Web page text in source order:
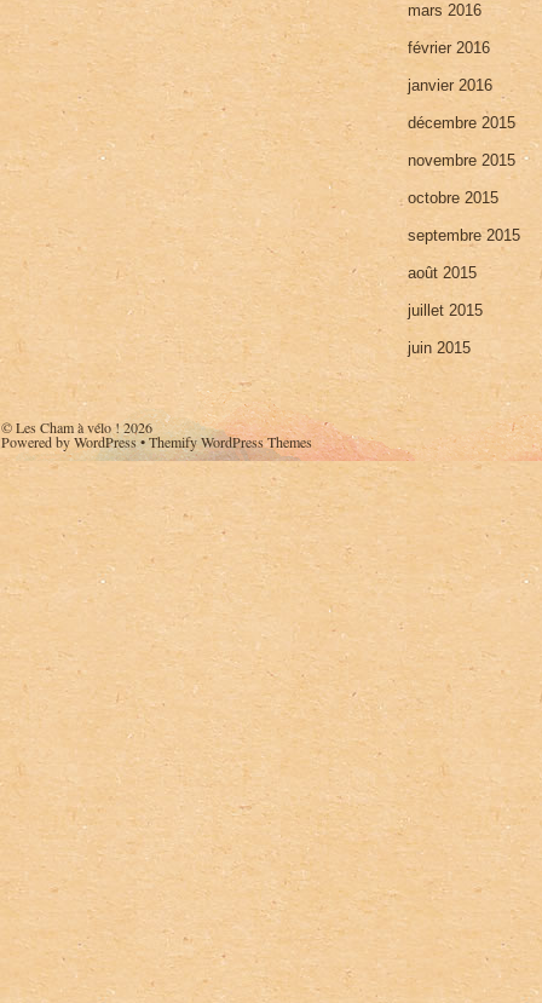
mars 2016
février 2016
janvier 2016
décembre 2015
novembre 2015
octobre 2015
septembre 2015
août 2015
juillet 2015
juin 2015
©Les Cham à vélo !2026
Powered byWordPress•Themify WordPress Themes